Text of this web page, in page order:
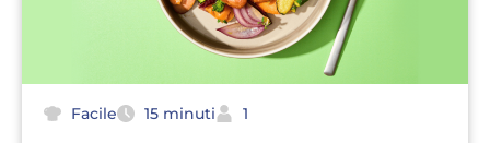
Facile 15 minuti 1